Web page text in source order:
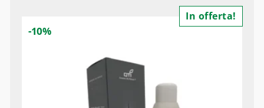
In offerta!
-10%